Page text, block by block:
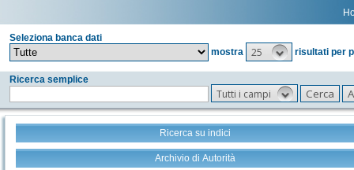
Seleziona banca dati
mostra
25 risultati per
Ricerca semplice
Tutti i campi
Ricerca su indici
Archivio di Autorità